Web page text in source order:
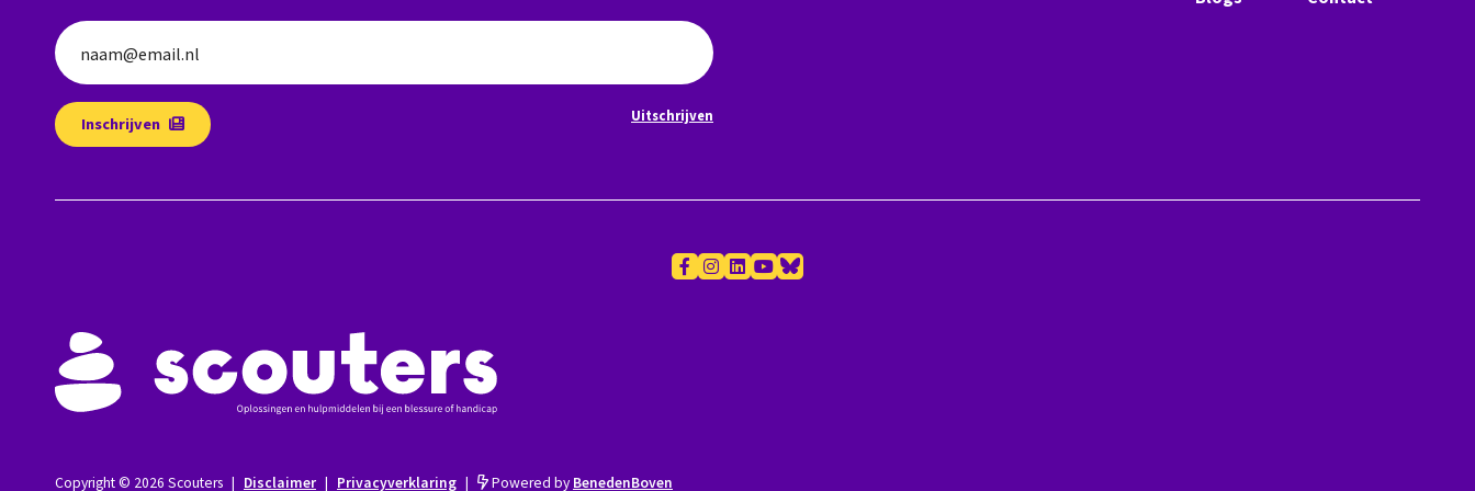
naam@email.nl
Inschrijven Uitschrijven
Copyright © 2026 Scouters | Disclaimer | Privacyverklaring | Powered by BenedenBoven